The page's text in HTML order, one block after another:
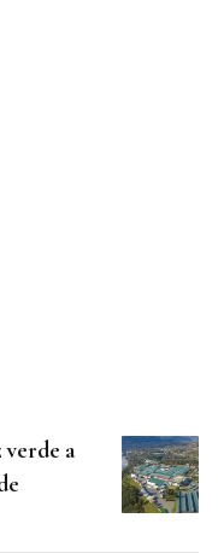
a